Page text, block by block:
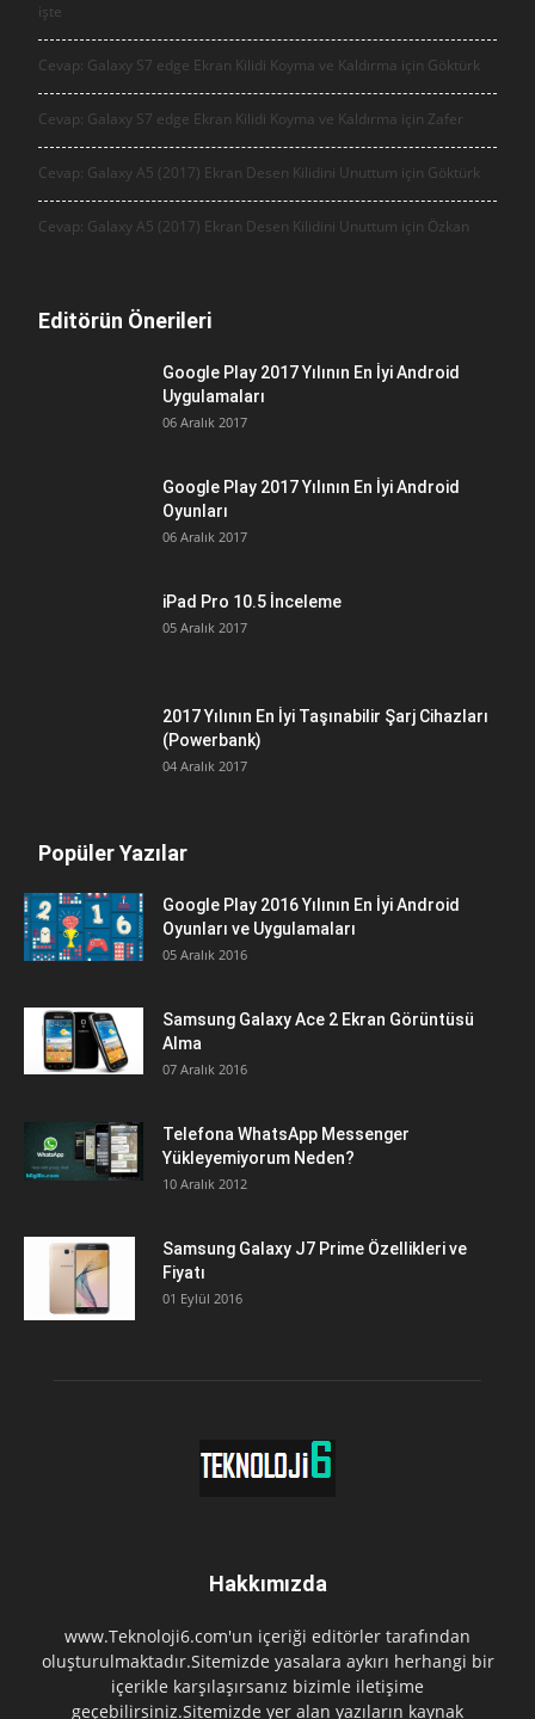
işte
Cevap: Galaxy S7 edge Ekran Kilidi Koyma ve Kaldırma için Göktürk
Cevap: Galaxy S7 edge Ekran Kilidi Koyma ve Kaldırma için Zafer
Cevap: Galaxy A5 (2017) Ekran Desen Kilidini Unuttum için Göktürk
Cevap: Galaxy A5 (2017) Ekran Desen Kilidini Unuttum için Özkan
Editörün Önerileri
Google Play 2017 Yılının En İyi Android
Uygulamaları
06 Aralık 2017
Google Play 2017 Yılının En İyi Android
Oyunları
06 Aralık 2017
iPad Pro 10.5 İnceleme
05 Aralık 2017
2017 Yılının En İyi Taşınabilir Şarj Cihazları
(Powerbank)
04 Aralık 2017
Popüler Yazılar
Google Play 2016 Yılının En İyi Android
Oyunları ve Uygulamaları
05 Aralık 2016
Samsung Galaxy Ace 2 Ekran Görüntüsü
Alma
07 Aralık 2016
Telefona WhatsApp Messenger
Yükleyemiyorum Neden?
10 Aralık 2012
Samsung Galaxy J7 Prime Özellikleri ve
Fiyatı
01 Eylül 2016
Hakkımızda
www.Teknoloji6.com'un içeriği editörler tarafından
oluşturulmaktadır.Sitemizde yasalara aykırı herhangi bir
içerikle karşılaşırsanız bizimle iletişime
geçebilirsiniz.Sitemizde yer alan yazıların kaynak